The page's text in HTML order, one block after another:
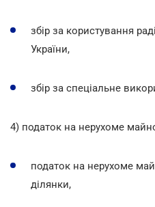
збір за користування
України,
збір за спеціальне
4) податок на нерухоме
податок на нерухоме
ділянки,